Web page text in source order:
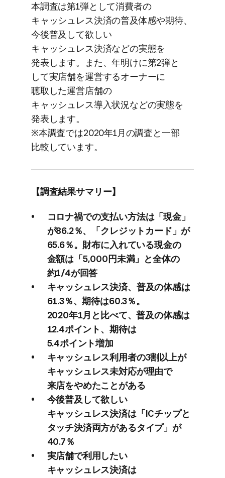
本調査は​第1弾と​して​消費者の​
キャッシュレス決済の​普及体感や​期待、​
今後​普及して​欲しい​
キャッシュレス決済などの​実態を​
発表します。​また、​年明けに​第2弾と​
して​実店舗を​運営する​オーナーに​
聴取した​運営店舗の​
キャッシュレス導入状況などの​実態を​
発表します。
※本調査では​2020年1月の​調査と​一部​
比較しています。
【調査結果​サマリー】
コロナ禍での​支払い方​法は​「現金」
が​86.2％、​「クレジットカード」が​
65.6％。​財布に​入れている​現金の​
金額は​「5,000円未満」と​全体の​
約1/4が​回答
キャッシュレス決済、​普及の​体感は​
61.3％、​期待は​60.3％。​
2020年1月と​比べて、​普及の​体感は​
12.4ポイント、​期待は​
5.4ポイント増加
キャッシュレス利用者の​3割以上が​
キャッシュレス未対応が​理由で​
来店を​やめた​ことがある
今後​普及して​欲しい​
キャッシュレス決済は​「ICチップと​
タッチ決済両方が​ある​タイプ」が​
40.7％
実店舗で​利用したい​
キャッシュレス決済は​